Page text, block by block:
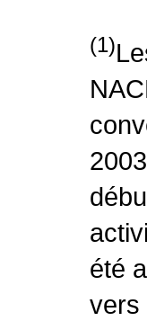
(1)
été
vers